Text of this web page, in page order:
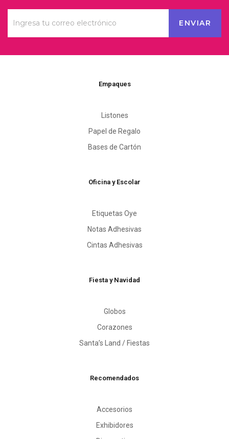
Empaques
Listones
Papel de Regalo
Bases de Cartón
Oficina y Escolar
Etiquetas Oye
Notas Adhesivas
Cintas Adhesivas
Fiesta y Navidad
Globos
Corazones
Santa’s Land / Fiestas
Recomendados
Accesorios
Exhibidores